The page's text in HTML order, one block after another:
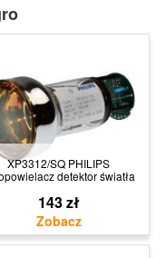
XP3312/SQ PHILIPS
detektor światła
143 zł